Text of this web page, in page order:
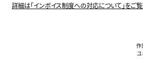
詳細は「インボイス制度への対応について」をご覧
作